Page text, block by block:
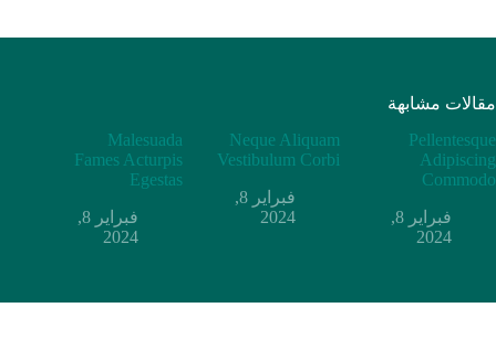
مقالات مشابهة
Pellentesque
Adipiscing
Commodo
فبراير 8,
2024
Neque Aliquam
Vestibulum Corbi
فبراير 8,
2024
Malesuada
Fames Acturpis
Egestas
فبراير 8,
2024